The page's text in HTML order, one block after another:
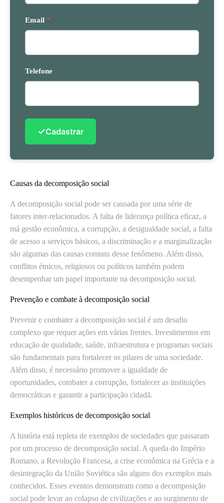
Email *
Telefone
✓Cadastrar
Causas da decomposição social
A decomposição social pode ser causada por uma série de
fatores inter-relacionados. A falta de liderança política eficaz, a
má gestão econômica, a corrupção, a desigualdade social, a falta
de acesso a serviços básicos, a discriminação e a marginalização
são algumas das causas comuns desse fenômeno. Além disso,
conflitos étnicos, religiosos ou políticos também podem
desempenhar um papel importante na decomposição social.
Prevenção e combate à decomposição social
Prevenir e combater a decomposição social é um desafio
complexo que requer ações em várias frentes. Investimentos em
educação de qualidade, saúde, infraestrutura e programas sociais
são fundamentais para fortalecer os pilares de uma sociedade.
Além disso, é necessário promover a igualdade de
oportunidades, combater a corrupção, fortalecer as instituições
democráticas e garantir a participação cidadã.
Exemplos históricos de decomposição social
A história está repleta de exemplos de sociedades que passaram
por um processo de decomposição social. A queda do Império
Romano, a Revolução Francesa, a crise econômica na Grécia e a
desintegração da União Soviética são alguns dos exemplos mais
conhecidos. Esses eventos demonstram como a decomposição
social pode levar ao colapso de civilizações e ao surgimento de